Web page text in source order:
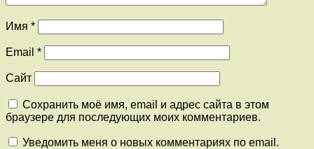
Имя *
Email *
Сайт
Сохранить моё имя, email и адрес сайта в этом
браузере для последующих моих комментариев.
Уведомить меня о новых комментариях по email.